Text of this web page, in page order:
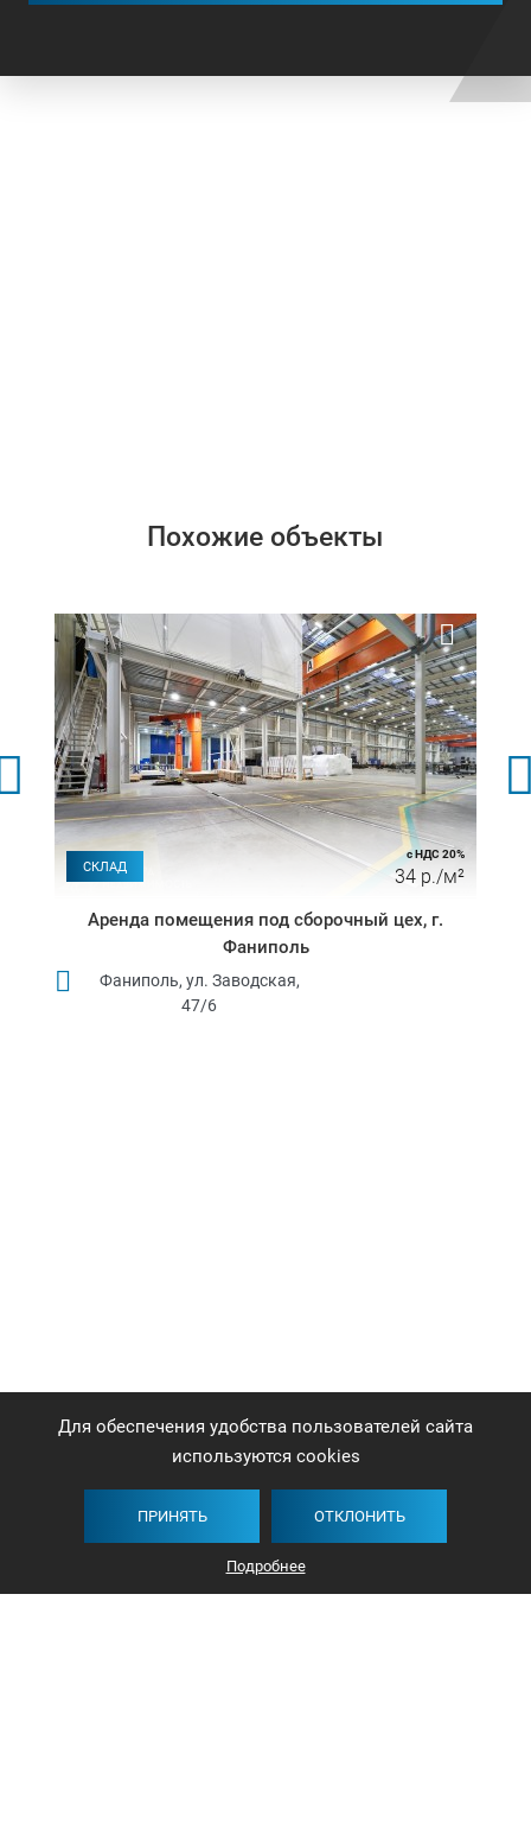
Похожие объекты
СКЛАД
с НДС 20%
34 р./м²
Аренда помещения под сборочный цех, г.
Фаниполь
Фаниполь, ул. Заводская,
47/6
Для обеспечения удобства пользователей сайта
используются cookies
ПРИНЯТЬ ОТКЛОНИТЬ
Подробнее